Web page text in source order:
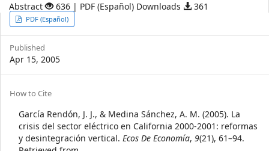
Abstract 636 | PDF (Español) Downloads 361
Article
Sidebar
PDF (Español)
Published
Apr 15, 2005
Article
Details
How to Cite
García Rendón, J. J., & Medina Sánchez, A. M. (2005). La
crisis del sector eléctrico en California 2000-2001: reformas
y desintegración vertical. Ecos De Economía, 9(21), 61–94.